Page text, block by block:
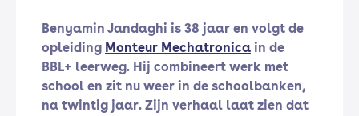
Benyamin Jandaghi is 38 jaar en volgt de
opleiding Monteur Mechatronica in de
BBL+ leerweg. Hij combineert werk met
school en zit nu weer in de schoolbanken,
na twintig jaar. Zijn verhaal laat zien dat